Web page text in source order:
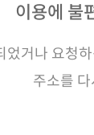
이용에 불
었거나 요청
주소를